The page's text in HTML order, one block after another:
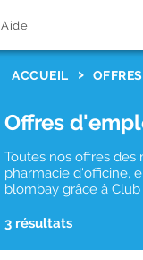
Aide
ACCUEIL
Offres
Toutes nos offres
pharmacie d'officine,
blombay grâce à Club
3 résultats